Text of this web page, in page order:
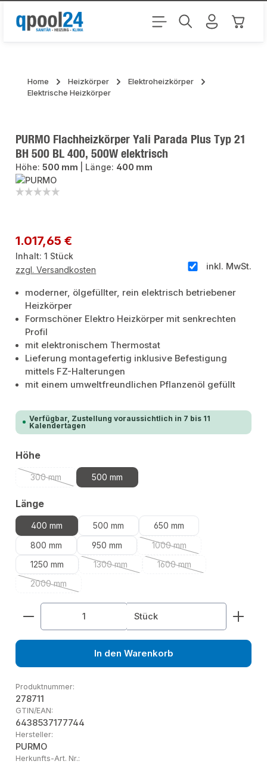
Zum Hauptinhalt springen
Home Heizkörper
Elektroheizkörper
Elektrische Heizkörper
PURMO Flachheizkörper Yali Parada Plus Typ 21
BH 500 BL 400, 500W elektrisch
Höhe:500 mm Länge: 400 mm
Regulärer Preis:
1.017,65 €
Inhalt:1 Stück
inkl. MwSt.
zzgl. Versandkosten
moderner, ölgefüllter, rein elektrisch betriebener
Heizkörper
Formschöner Elektro Heizkörper mit senkrechten
Profil
mit elektronischem Thermostat
Lieferung montagefertig inklusive Befestigung
mittels FZ-Halterungen
mit einem umweltfreundlichen Pflanzenöl gefüllt
Verfügbar, Zustellung voraussichtlich in 7 bis 11
Kalendertagen
Höheauswählen
300 mm
(Diese Option ist zurzeit nicht verfügbar.)
500 mm
Längeauswählen
400 mm 500 mm
650 mm
800 mm
950 mm 1000 mm
(Diese Option ist zurzeit
1250 mm 1300 mm
(Diese Option ist zurzeit nicht verfügbar.)
1600 mm
(Diese Option ist zurzeit
2000 mm
(Diese Option ist zurzeit nicht verfügbar.)
Produkt Anzahl: Gib den gewünschten Wert
Stück
In den Warenkorb
Produktnummer:
278711
GTIN/EAN:
6438537177744
Hersteller:
PURMO
Herkunfts-Art. Nr.: